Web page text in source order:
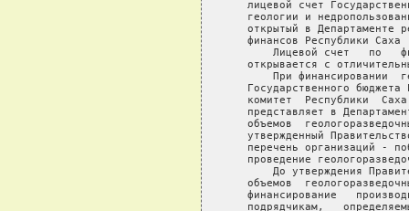
лицевой счет
геологии и
открытый в Департаменте
финансов Республики Саха
Лицевой счет   по
открывается с
При финансировании
Государственного бюджета
комитет  Республики
представляет в
объемов
утвержденный
перечень организаций -
проведение
До утверждения
объемов
финансирование
подрядчикам,